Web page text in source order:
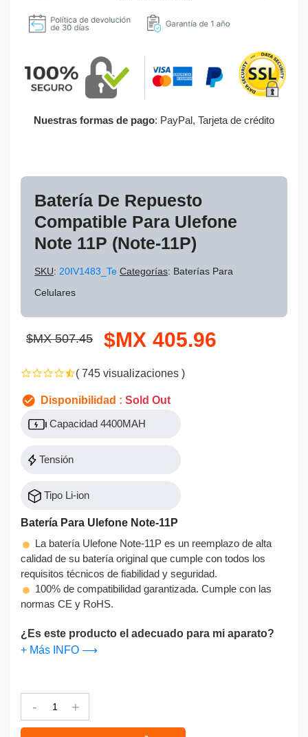
Nuestras formas de pago: PayPal, Tarjeta de crédito
Batería De Repuesto
Compatible Para Ulefone
Note 11P (Note-11P)
SKU: 20IV1483_Te Categorías: Baterías Para
Celulares
$MX 507.45 $MX 405.96
( 745 visualizaciones )
Disponibilidad : Sold Out
Capacidad 4400MAH
Tensión
Tipo Li-ion
Batería Para Ulefone Note-11P
La batería Ulefone Note-11P es un reemplazo de alta
calidad de su batería original que cumple con todos los
requisitos técnicos de fiabilidad y seguridad.
100% de compatibilidad garantizada. Cumple con las
normas CE y RoHS.
¿Es este producto el adecuado para mi aparato?
+ Más INFO ⟶
- +